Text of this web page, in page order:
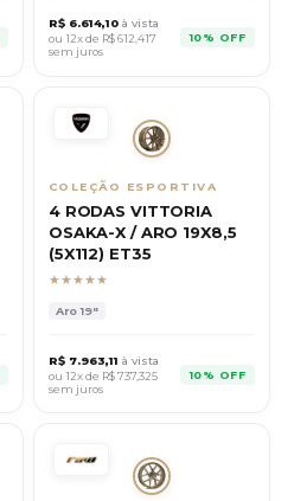
R$ 6.614,10 à vista
ou 12x de R$612,417
sem juros
10% OFF
COLEÇÃO ESPORTIVA
4 RODAS VITTORIA
OSAKA-X / ARO 19X8,5
(5X112) ET35
★★★★★
Aro19"
R$ 7.963,11 à vista
ou 12x de R$737,325
sem juros
10% OFF